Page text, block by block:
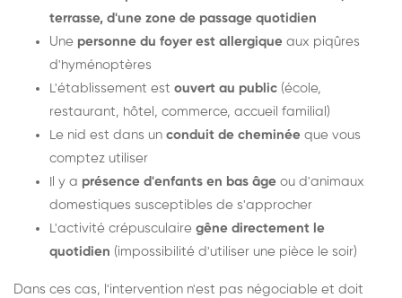
terrasse, d'une zone de passage quotidien
Une personne du foyer est allergique aux piqûres
d'hyménoptères
L'établissement est ouvert au public (école,
restaurant, hôtel, commerce, accueil familial)
Le nid est dans un conduit de cheminée que vous
comptez utiliser
Il y a présence d'enfants en bas âge ou d'animaux
domestiques susceptibles de s'approcher
L'activité crépusculaire gêne directement le
quotidien (impossibilité d'utiliser une pièce le soir)
Dans ces cas, l'intervention n'est pas négociable et doit